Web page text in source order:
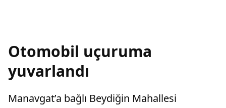
Otomobil uçuruma
yuvarlandı
Manavgat’a bağlı Beydiğin Mahallesi